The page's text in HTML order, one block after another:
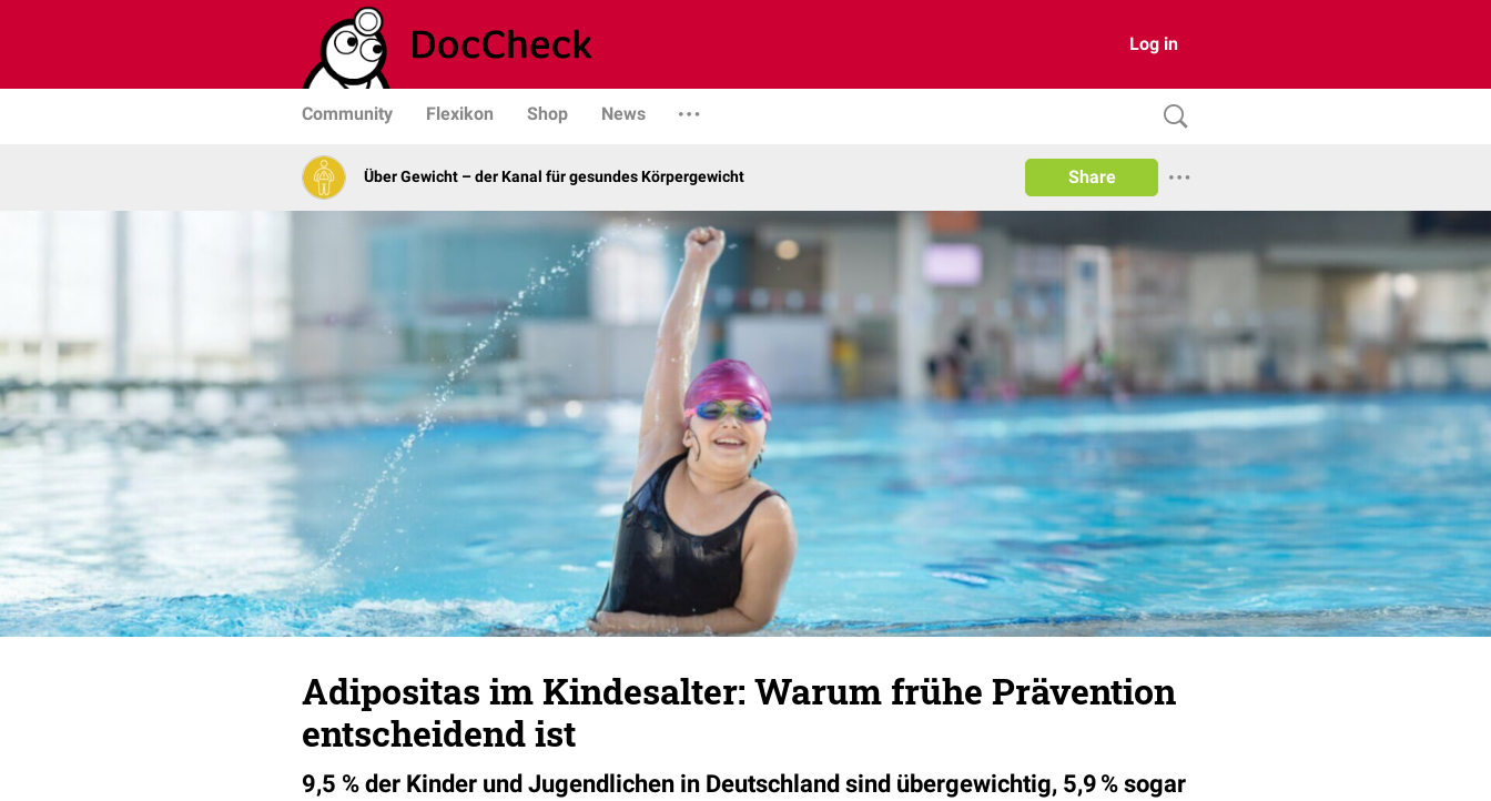
Log in
Community Flexikon Shop News
Über Gewicht – der Kanal für gesundes Körpergewicht Share
Adipositas im Kindesalter: Warum frühe Prävention
entscheidend ist
9,5 % der Kinder und Jugendlichen in Deutschland sind übergewichtig, 5,9 % sogar